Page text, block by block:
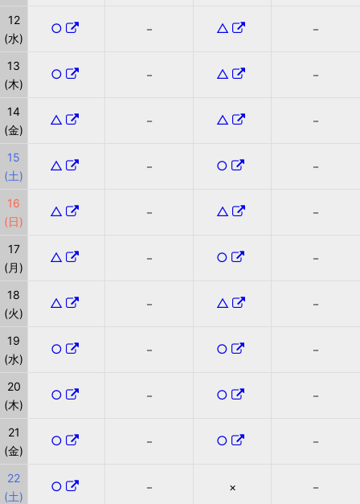
12
(水)
○ － △ －
13
(木)
○ － △ －
14
(金)
△ － △ －
15
(土)
△ － ○ －
16
(日)
△ － △ －
17
(月)
△ － ○ －
18
(火)
△ － △ －
19
(水)
○ － ○ －
20
(木)
○ － ○ －
21
(金)
○ － ○ －
22
(土)
○ － × －